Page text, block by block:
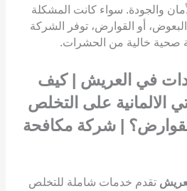
والجودة. سواء كانت المشكلة
أو القوارض، توفر الشركة
صحية خالية من الحشرات.
في العريش | كيف
الالمانية على التخلص
| شركة مكافحة
تقدم خدمات شاملة للتخلص